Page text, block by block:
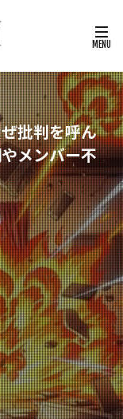
批判を呼ん
メンバー不